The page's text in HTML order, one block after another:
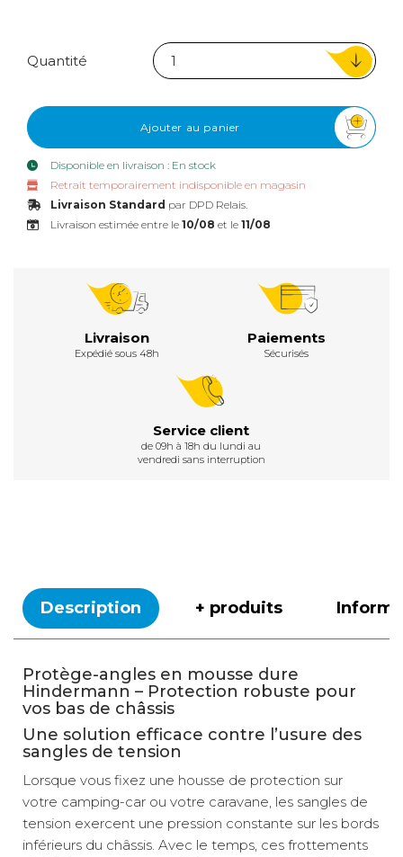
Quantité
Ajouter au panier
Disponible en livraison : En stock
Retrait temporairement indisponible en magasin
Livraison Standard par DPD Relais.
Livraison estimée entre le 10/08 et le 11/08
Livraison
Expédié sous 48h
Paiements
Sécurisés
Service client
de 09h à 18h du lundi au
vendredi sans interruption
Description + produits
Protège-angles en mousse dure
Hindermann – Protection robuste pour
vos bas de châssis
Une solution efficace contre l’usure des
sangles de tension
Lorsque vous fixez une housse de protection sur
votre camping-car ou votre caravane, les sangles de
tension exercent une pression constante sur les bords
inférieurs du châssis. Avec le temps, ces frottements